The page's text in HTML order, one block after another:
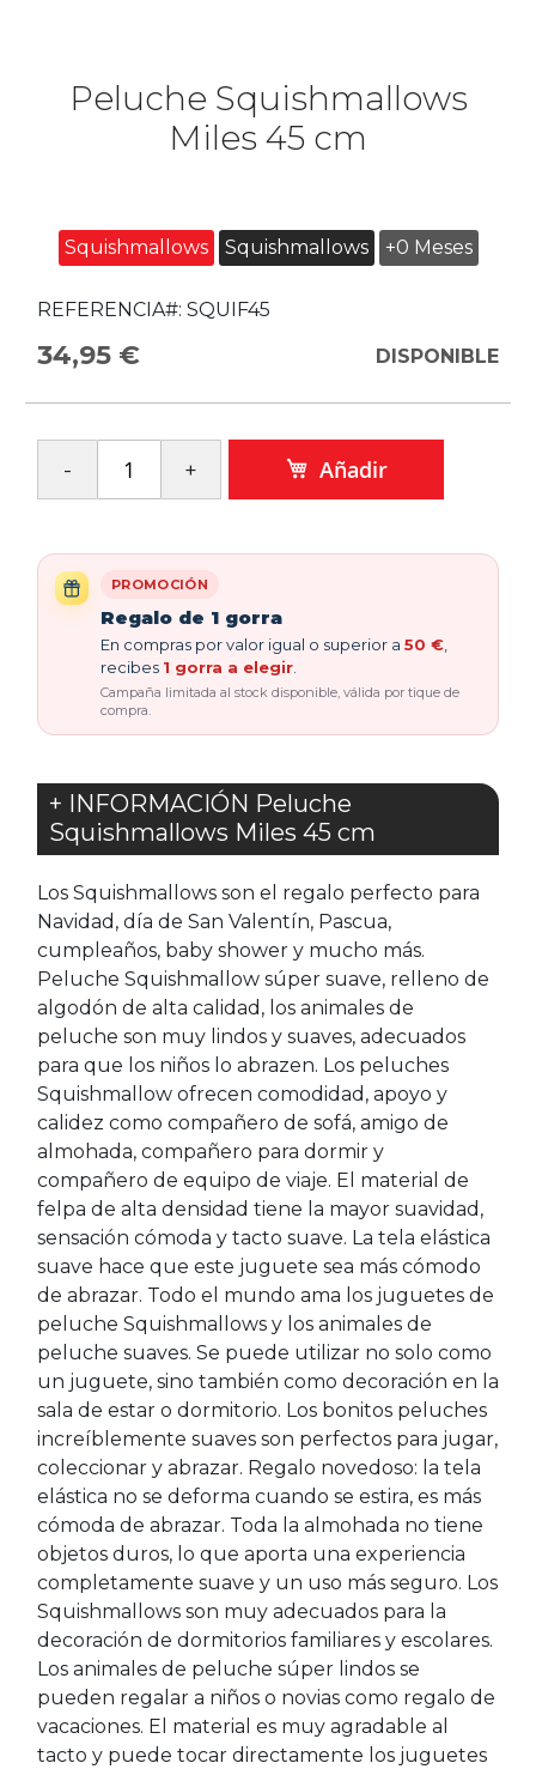
Peluche Squishmallows
Miles 45 cm
Squishmallows Squishmallows +0 Meses
REFERENCIA#: SQUIF45
34,95 € DISPONIBLE
Añadir
PROMOCIÓN
Regalo de 1 gorra
En compras por valor igual o superior a 50 €
recibes 1 gorra a elegir
Campaña limitada al stock disponible, válida por tique de
compra.
+ INFORMACIÓN Peluche
Squishmallows Miles 45 cm
Los Squishmallows son el regalo perfecto para
Navidad, día de San Valentín, Pascua,
cumpleaños, baby shower y mucho más.
Peluche Squishmallow súper suave, relleno de
algodón de alta calidad, los animales de
peluche son muy lindos y suaves, adecuados
para que los niños lo abrazen. Los peluches
Squishmallow ofrecen comodidad, apoyo y
calidez como compañero de sofá, amigo de
almohada, compañero para dormir y
compañero de equipo de viaje. El material de
felpa de alta densidad tiene la mayor suavidad,
sensación cómoda y tacto suave. La tela elástica
suave hace que este juguete sea más cómodo
de abrazar. Todo el mundo ama los juguetes de
peluche Squishmallows y los animales de
peluche suaves. Se puede utilizar no solo como
un juguete, sino también como decoración en la
sala de estar o dormitorio. Los bonitos peluches
increíblemente suaves son perfectos para jugar,
coleccionar y abrazar. Regalo novedoso: la tela
elástica no se deforma cuando se estira, es más
cómoda de abrazar. Toda la almohada no tiene
objetos duros, lo que aporta una experiencia
completamente suave y un uso más seguro. Los
Squishmallows son muy adecuados para la
decoración de dormitorios familiares y escolares.
Los animales de peluche súper lindos se
pueden regalar a niños o novias como regalo de
vacaciones. El material es muy agradable al
tacto y puede tocar directamente los juguetes